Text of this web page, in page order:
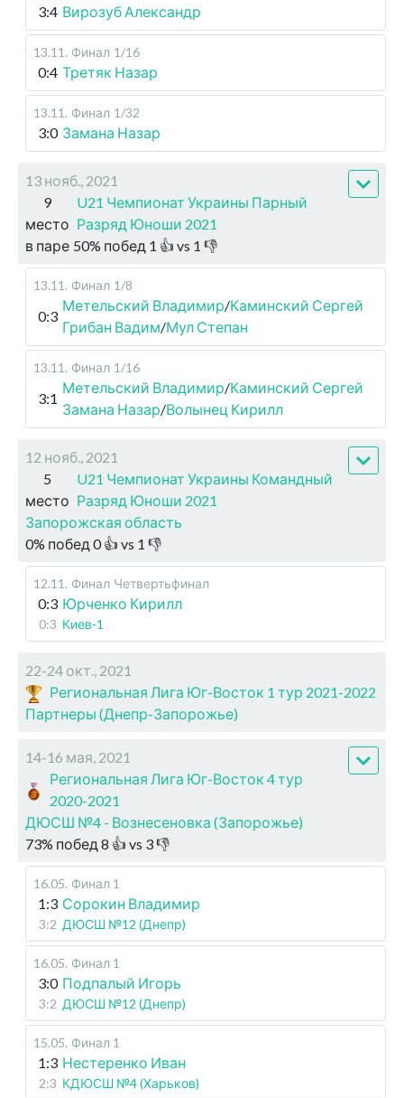
3:4 Вирозуб Александр
13.11 . Финал 1/16
0:4 Третяк Назар
13.11 . Финал 1/32
3:0 Замана Назар
13 нояб., 2021
9
место
U21 Чемпионат Украины Парный
Разряд Юноши 2021
в паре 50% побед 1 👍 vs 1 👎
13.11 . Финал 1/8
0:3
Метельский Владимир/Каминский Сергей
Грибан Вадим/Мул Степан
13.11 . Финал 1/16
3:1
Метельский Владимир/Каминский Сергей
Замана Назар/Волынец Кирилл
12 нояб., 2021
5
место
U21 Чемпионат Украины Командный
Разряд Юноши 2021
Запорожская область
0% побед 0👍 vs 1 👎
12.11 . Финал Четвертьфинал
0:3 Юрченко Кирилл
0:3 Киев-1
22-24 окт., 2021
Региональная Лига Юг-Восток 1 тур 2021-2022
Партнеры (Днепр-Запорожье)
14-16 мая, 2021
Региональная Лига Юг-Восток 4 тур
2020-2021
ДЮСШ №4 - Вознесеновка (Запорожье)
73% побед 8 👍 vs 3👎
16.05. Финал 1
1:3 Сорокин Владимир
3:2 ДЮСШ №12 (Днепр)
16.05. Финал 1
3:0 Подпалый Игорь
3:2 ДЮСШ №12 (Днепр)
15.05. Финал 1
1:3 Нестеренко Иван
2:3 КДЮСШ №4 (Харьков)